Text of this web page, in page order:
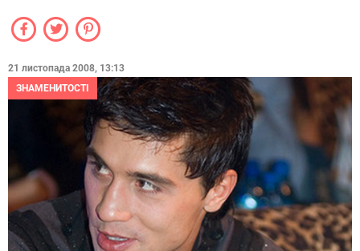
21 листопада 2008, 13:13
ЗНАМЕНИТОСТІ